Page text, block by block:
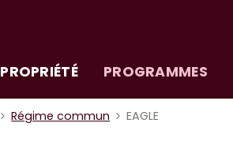
PROGRAMMES
Régime commun EAGLE